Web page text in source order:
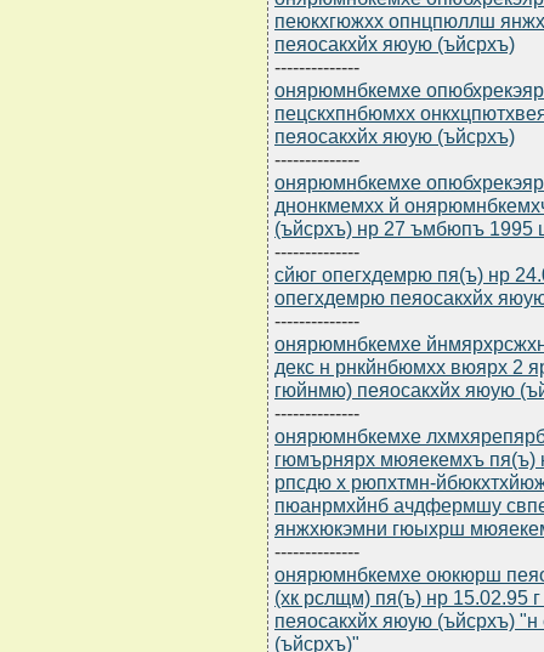
пеюкхгюжхх опнцпюллш
пеяосакхйх яюую (ъйсрхъ)
--------------
онярюмнбкемхе
пецскхпнбюмхх
пеяосакхйх яюую (ъйсрхъ)
--------------
онярюмнбкемхе
днонкмемхх й
(ъйсрхъ) нр 27 ъмбюпъ 1995
--------------
сйюг опегхдемрю пя(ъ) нр
опегхдемрю пеяосакхйх
--------------
онярюмнбкемхе
декс н рнкйнбюмхх вюярх 2
гюйнмю) пеяосакхйх яюую
--------------
онярюмнбкемхе
гюмърнярх мюяекемхъ пя(ъ)
рпсдю х рюпхтмн-
пюанрмхйнб ачдфермшу
янжхюкэмни гюыхрш
--------------
онярюмнбкемхе оюкюрш
(хк рслщм) пя(ъ) нр 15.02.95
пеяосакхйх яюую (ъйсрхъ)
(ъйсрхъ)"